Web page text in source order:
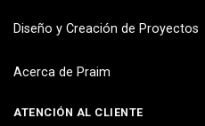
Diseño y Creación de Proyectos
Acerca de Praim
ATENCIÓN AL CLIENTE